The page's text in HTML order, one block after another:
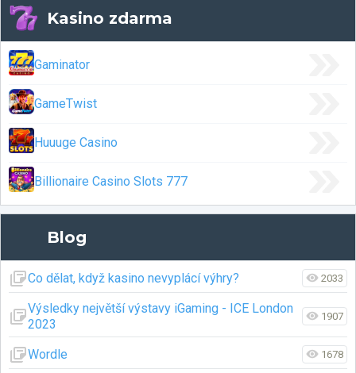
Kasino zdarma
Gaminator
GameTwist
Huuuge Casino
Billionaire Casino Slots 777
Blog
Co dělat, když kasino nevyplácí výhry? 2033
Výsledky největší výstavy iGaming - ICE London
2023
1907
Wordle 1678